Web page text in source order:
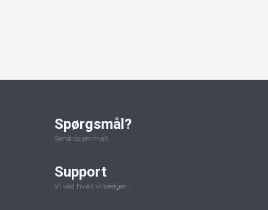
Spørgsmål?
Send os en mail
Support
Vi ved hvad vi sælger